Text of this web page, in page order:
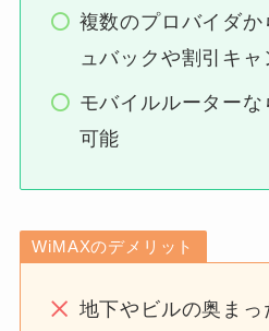
複数のプロバイダ
ュバックや割引キ
モバイルルーター
可能
WiMAXのデメリット
地下やビルの奥ま